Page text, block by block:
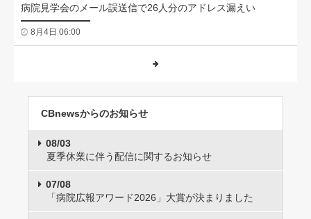
病院見学会のメール誤送信で26人分のアドレス漏えい
8月4日 06:00
CBnewsからのお知らせ
08/03
夏季休業に伴う配信に関するお知らせ
07/08
「病院広報アワード2026」大賞が決まりました